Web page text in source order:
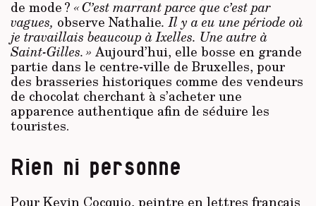
de mode ? « C’est marrant parce que c’est par
vagues, observe Nathalie. Il y a eu une période où
je travaillais beaucoup à Ixelles. Une autre à
Saint-Gilles. » Aujourd’hui, elle bosse en grande
partie dans le centre-ville de Bruxelles, pour
des brasseries historiques comme des vendeurs
de chocolat cherchant à s’acheter une
apparence authentique afin de séduire les
touristes.
Rien ni personne
Pour Kevin Cocquio, peintre en lettres français